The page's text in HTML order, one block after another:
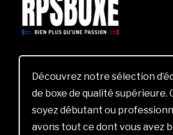
Découvrez notre sélection
de boxe de qualité supérieure.
soyez débutant ou
avons tout ce dont vous avez